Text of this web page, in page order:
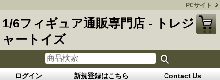
PCサイト
1/6フィギュア通販専門店 - トレジ
ャートイズ
ログイン 新規登録はこちら Contact Us